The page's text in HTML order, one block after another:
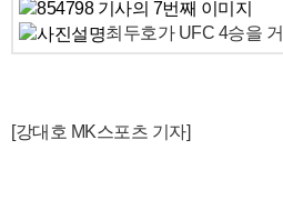
최두호가 UFC 4승을
[강대호 MK스포츠 기자]